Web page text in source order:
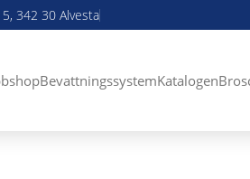
342 30 Alvesta
BevattningssystemKatalogen